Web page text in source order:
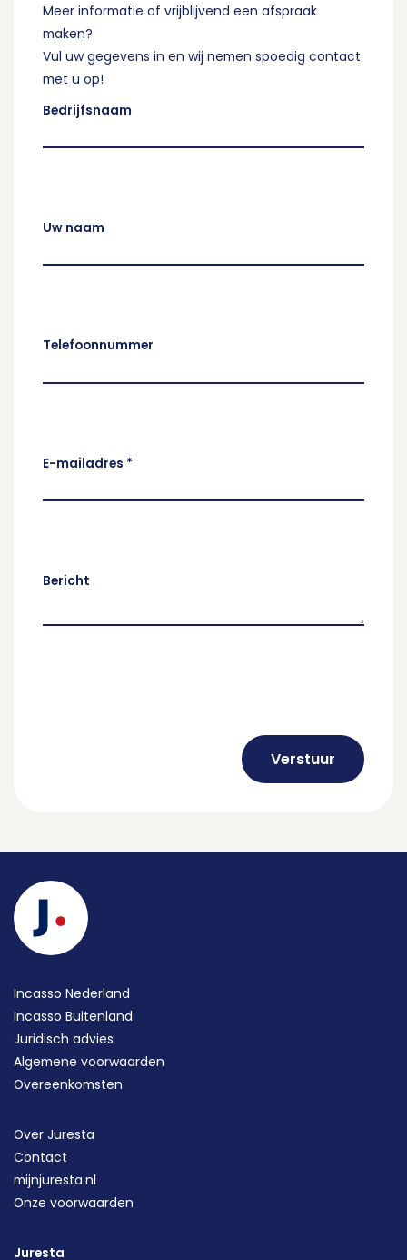
Meer informatie of vrijblijvend een afspraak
maken?
Vul uw gegevens in en wij nemen spoedig contact
met u op!
Bedrijfsnaam
Uw naam
Telefoonnummer
E-mailadres *
Bericht
Verstuur
Incasso Nederland
Incasso Buitenland
Juridisch advies
Algemene voorwaarden
Overeenkomsten
Over Juresta
Contact
mijnjuresta.nl
Onze voorwaarden
Juresta